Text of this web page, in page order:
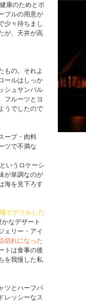
康のためとポ
ブルの用意が
少々待ちまし
が、天井が高
もの。それよ
ールはしっか
シュサンバル
フルーツとヨ
うでしたので
ープ・肉料
ツで不満な
いうロケーシ
が単調なのが
海を見下ろす
でグリルした
なデザート
ェリー・アイ
切れになった
トは食事の後
を我慢した私
ツとハーフパ
レッシーなス